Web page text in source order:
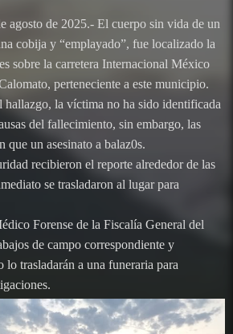
agosto de 2025.- El cuerpo sin vida de un
cobija y “emplayado”, fue localizado la
sobre la carretera Internacional México
perteneciente a este municipio.
hallazgo, la víctima no ha sido identificada
del fallecimiento, sin embargo, las
que un asesinato a balaz0s.
recibieron el reporte alrededor de las
se trasladaron al lugar para
Forense de la Fiscalía General del
de campo correspondiente y
lo trasladarán a una funeraria para